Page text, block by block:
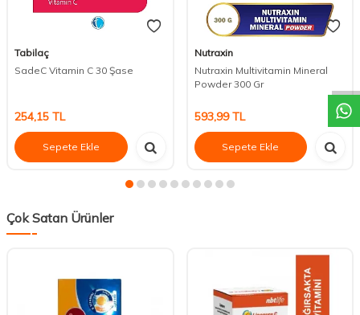
Tabilaç
SadeC Vitamin C 30 Şase
254,15 TL
Sepete Ekle
Nutraxin
Nutraxin Multivitamin Mineral
Powder 300 Gr
593,99TL
Sepete Ekle
Çok Satan Ürünler